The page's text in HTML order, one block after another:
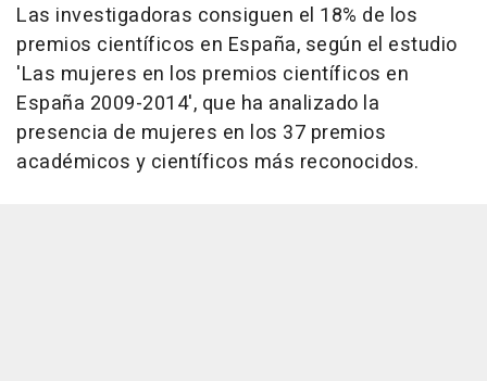
Las investigadoras consiguen el 18% de los
premios científicos en España, según el estudio
'Las mujeres en los premios científicos en
España 2009-2014', que ha analizado la
presencia de mujeres en los 37 premios
académicos y científicos más reconocidos.